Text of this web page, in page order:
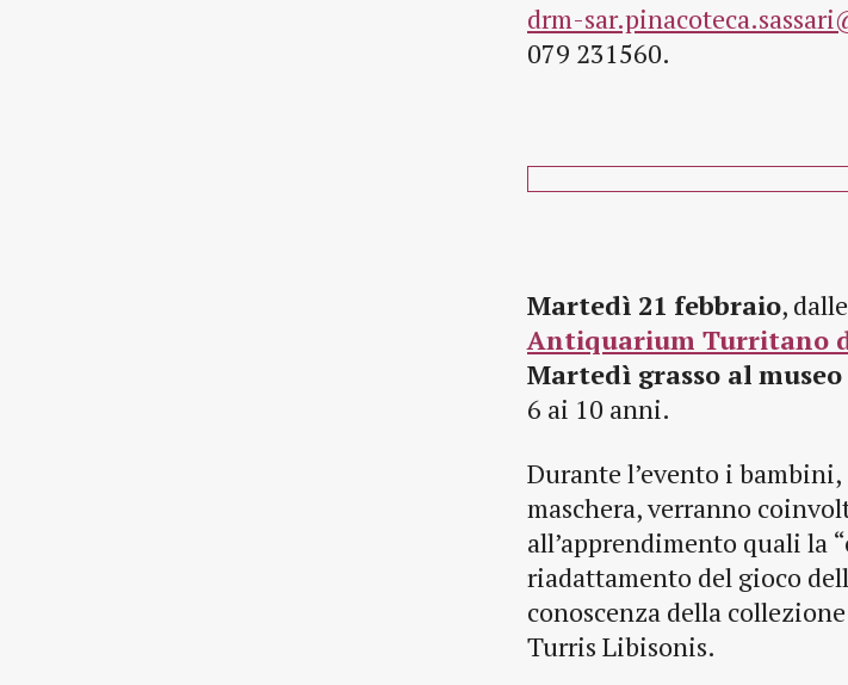
drm-
079 231560.
Martedì 21 febbraio,
Antiquarium Turritano
Martedì grasso al
6 ai 10 anni.
Durante l’evento i
maschera, verranno
all’apprendimento quali la
riadattamento del gioco
conoscenza della
Turris Libisonis.